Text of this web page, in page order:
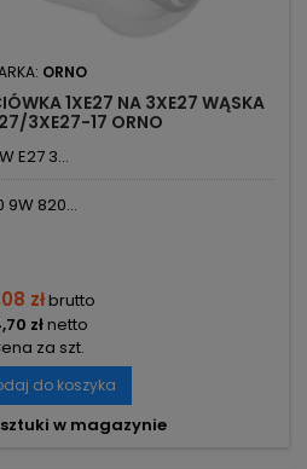
ORNO
1XE27 NA 3XE27 WĄSKA
3XE27-17 ORNO
E27 3...
9W 820...
złbrutto
złnetto
za szt.
do koszyka
w magazynie